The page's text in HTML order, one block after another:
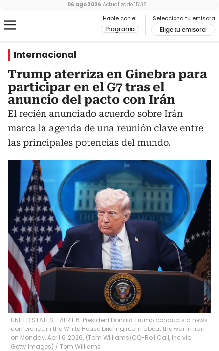
Hable con el
Programa
Selecciona tu emisora
Elige tu emisora
06 ago 2026 Actualizado 15:38
Internacional
Trump aterriza en Ginebra para
participar en el G7 tras el
anuncio del pacto con Irán
El recién anunciado acuerdo sobre Irán
marca la agenda de una reunión clave entre
las principales potencias del mundo.
UNITED STATES - APRIL 6: President Donald Trump conducts a news
conference in the White House briefing room about the war in Iran
on Monday, April 6, 2026. (Tom Williams/CQ-Roll Call, Inc via
Getty Images) / Tom Williams